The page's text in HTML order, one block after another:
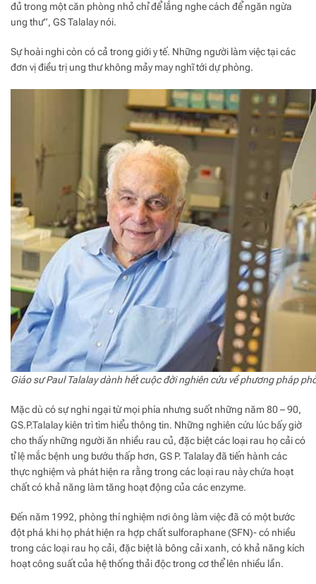
đủ trong một căn phòng nhỏ chỉ để lắng nghe cách để ngăn ngừa
ung thư”, GS Talalay nói.
Sự hoài nghi còn có cả trong giới y tế. Những người làm việc tại các
đơn vị điều trị ung thư không mảy may nghĩ tới dự phòng.
Giáo sư Paul Talalay dành hết cuộc đời nghiên cứu về phương pháp
Mặc dù có sự nghi ngại từ mọi phía nhưng suốt những năm 80 – 90,
GS.P.Talalay kiên trì tìm hiểu thông tin. Những nghiên cứu lúc bấy giờ
cho thấy những người ăn nhiều rau củ, đặc biệt các loại rau họ cải có
tỉ lệ mắc bệnh ung bướu thấp hơn, GS P. Talalay đã tiến hành các
thực nghiệm và phát hiện ra rằng trong các loại rau này chứa hoạt
chất có khả năng làm tăng hoạt động của các enzyme.
Đến năm 1992, phòng thí nghiệm nơi ông làm việc đã có một bước
đột phá khi họ phát hiện ra hợp chất sulforaphane (SFN)- có nhiều
trong các loại rau họ cải, đặc biệt là bông cải xanh, có khả năng kích
hoạt công suất của hệ thống thải độc trong cơ thể lên nhiều lần.